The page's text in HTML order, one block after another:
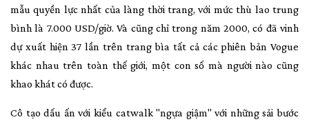
mẫu quyền lực nhất của làng thời trang, với mức thù lao trung
bình là 7.000 USD/giờ. Và cũng chỉ trong năm 2000, có đã vinh
dự xuất hiện 37 lần trên trang bìa tất cả các phiên bản Vogue
khác nhau trên toàn thế giới, một con số mà người nào cũng
khao khát có được.
Cô tạo dấu ấn với kiểu catwalk "ngựa giậm" với những sải bước